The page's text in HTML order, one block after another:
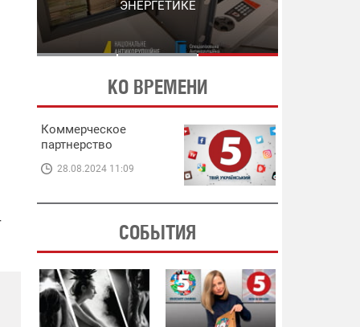
В ЭНЕРГЕТИКЕ
ЭНЕРГЕТИКЕ
КО ВРЕМЕНИ
Коммерческое
партнерство
28.08.2024 11:09
СОБЫТИЯ